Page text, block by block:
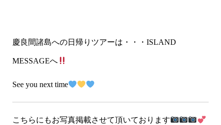
慶良間諸島への日帰りツアーは・・・ISLAND
MESSAGEへ
See you next time
こちらにもお写真掲載させて頂いております